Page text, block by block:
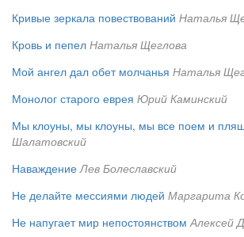
Кривые зеркала повествований Наталья
Кровь и пепел Наталья Щеглова
Мой ангел дал обет молчанья Наталья
Монолог старого еврея Юрий Каминский
Мы клоуны, мы клоуны, мы все поем и
Шалатовский
Наваждение Лев Болеславский
Не делайте мессиями людей Маргарита
Не напугает мир непостоянством Алексей